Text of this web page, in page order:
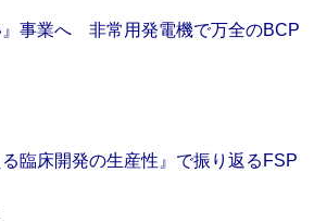
』事業へ 非常用発電機で万全のBCP
臨床開発の生産性』で振り返るFSP